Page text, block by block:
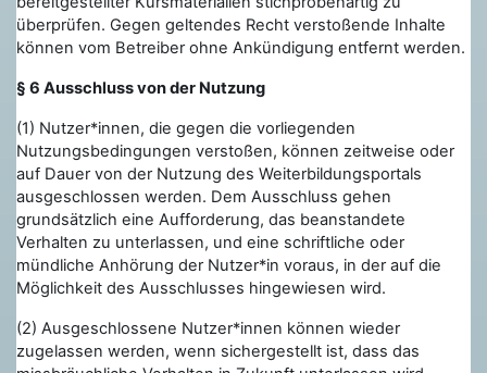
überprüfen. Gegen geltendes Recht verstoßende Inhalte
können vom Betreiber ohne Ankündigung entfernt werden.
§ 6 Ausschluss von der Nutzung
(1) Nutzer*innen, die gegen die vorliegenden
Nutzungsbedingungen verstoßen, können zeitweise oder
auf Dauer von der Nutzung des Weiterbildungsportals
ausgeschlossen werden. Dem Ausschluss gehen
grundsätzlich eine Aufforderung, das beanstandete
Verhalten zu unterlassen, und eine schriftliche oder
mündliche Anhörung der Nutzer*in voraus, in der auf die
Möglichkeit des Ausschlusses hingewiesen wird.
(2) Ausgeschlossene Nutzer*innen können wieder
zugelassen werden, wenn sichergestellt ist, dass das